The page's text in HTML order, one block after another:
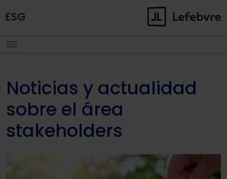
Noticias y actualidad
sobre el área
stakeholders